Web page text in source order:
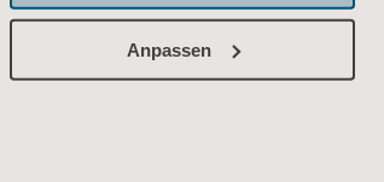
Anpassen
Verbinden Sie sich mit uns